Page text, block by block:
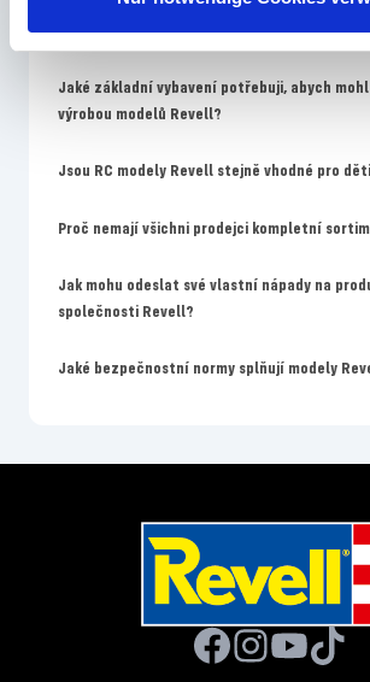
Kde najdu náhradní díly pro poškozené
Jaké základní vybavení potřebuji, abych
výrobou modelů Revell?
Jsou RC modely Revell stejně vhodné pro
Proč nemají všichni prodejci kompletní
Jak mohu odeslat své vlastní nápady na
společnosti Revell?
Jaké bezpečnostní normy splňují modely